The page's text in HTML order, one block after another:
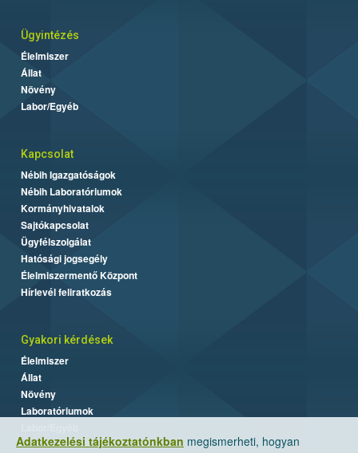
Adatkezelési tájékoztatónkban megismerheti, hogyan
Ügyintézés
Élelmiszer
Állat
Növény
Labor/Egyéb
Kapcsolat
Nébih Igazgatóságok
Nébih Laboratóriumok
Kormányhivatalok
Sajtókapcsolat
Ügyfélszolgálat
Hatósági jogsegély
Élelmiszermentő Központ
Hírlevél feliratkozás
Gyakori kérdések
Élelmiszer
Állat
Növény
Laboratóriumok